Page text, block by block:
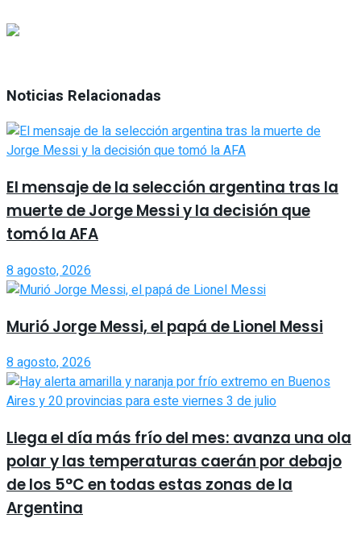
Noticias Relacionadas
El mensaje de la selección argentina tras la
muerte de Jorge Messi y la decisión que
tomó la AFA
8 agosto, 2026
Murió Jorge Messi, el papá de Lionel Messi
8 agosto, 2026
Llega el día más frío del mes: avanza una ola
polar y las temperaturas caerán por debajo
de los 5°C en todas estas zonas de la
Argentina